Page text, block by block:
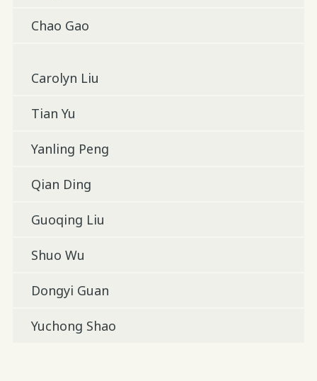
Chao Gao
Carolyn Liu
Tian Yu
Yanling Peng
Qian Ding
Guoqing Liu
Shuo Wu
Dongyi Guan
Yuchong Shao